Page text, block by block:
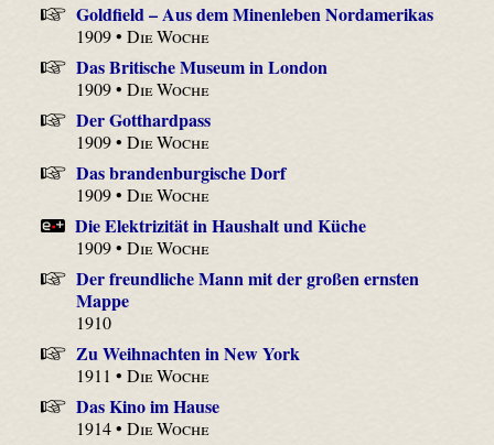
Goldfield – Aus dem Minenleben Nordamerikas
1909 •Die Woche
Das Britische Museum in London
1909 •Die Woche
Der Gotthardpass
1909 •Die Woche
Das brandenburgische Dorf
1909 •Die Woche
Die Elektrizität in Haushalt und Küche
1909 •Die Woche
Der freundliche Mann mit der großen ernsten
Mappe
1910
Zu Weihnachten in New York
1911 •Die Woche
Das Kino im Hause
1914 •Die Woche